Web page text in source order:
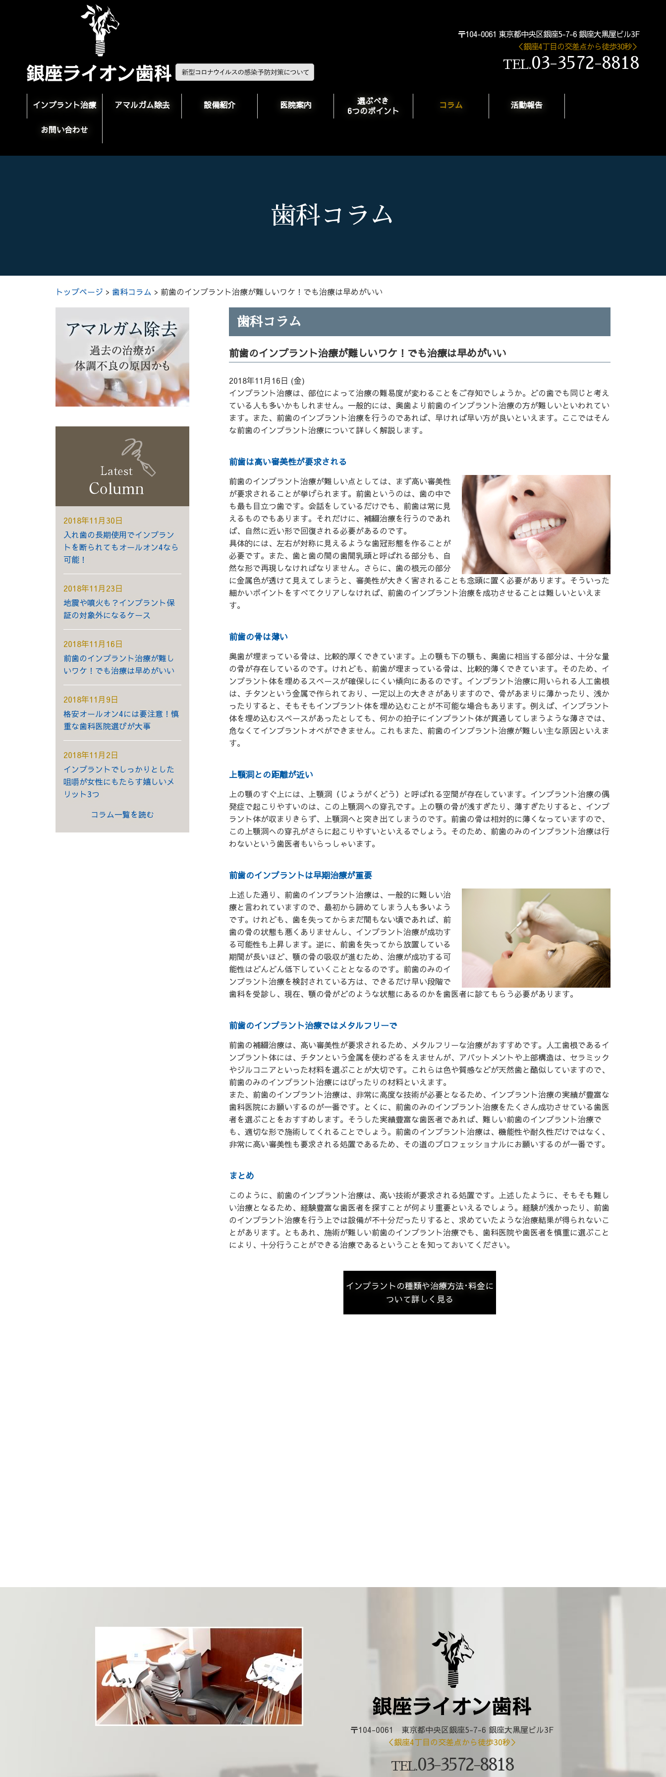
〒104-0061 東京都中央区銀座5-7-6 銀座大黒屋ビル3F
＜銀座4丁目の交差点から徒歩30秒＞
TEL.03-3572-8818
インプラント治療 アマルガム除去 設備紹介 医院案内
選ぶべき
6つのポイント
コラム 活動報告
お問い合わせ
歯科コラム
トップページ > 歯科コラム > 前歯のインプラント治療が難しいワケ！でも治療は早めがいい
歯科コラム
前歯のインプラント治療が難しいワケ！でも治療は早めがいい
2018年11月16日 (金)
インプラント治療は、部位によって治療の難易度が変わることをご存知でしょうか。どの歯でも同じと考え
ている人も多いかもしれません。一般的には、奥歯より前歯のインプラント治療の方が難しいといわれてい
ます。また、前歯のインプラント治療を行うのであれば、早ければ早い方が良いといえます。ここではそん
な前歯のインプラント治療について詳しく解説します。
前歯は高い審美性が要求される
前歯のインプラント治療が難しい点としては、まず高い審美性
が要求されることが挙げられます。前歯というのは、歯の中で
も最も目立つ歯です。会話をしているだけでも、前歯は常に見
えるものでもあります。それだけに、補綴治療を行うのであれ
ば、自然に近い形で回復される必要があるのです。
具体的には、左右が対称に見えるような歯冠形態を作ることが
必要です。また、歯と歯の間の歯間乳頭と呼ばれる部分も、自
然な形で再現しなければなりません。さらに、歯の根元の部分
に金属色が透けて見えてしまうと、審美性が大きく害されることも念頭に置く必要があります。そういった
細かいポイントをすべてクリアしなければ、前歯のインプラント治療を成功させることは難しいといえま
す。
前歯の骨は薄い
奥歯が埋まっている骨は、比較的厚くできています。上の顎も下の顎も、奥歯に相当する部分は、十分な量
の骨が存在しているのです。けれども、前歯が埋まっている骨は、比較的薄くできています。そのため、イ
ンプラント体を埋めるスペースが確保しにくい傾向にあるのです。インプラント治療に用いられる人工歯根
は、チタンという金属で作られており、一定以上の大きさがありますので、骨があまりに薄かったり、浅か
ったりすると、そもそもインプラント体を埋め込むことが不可能な場合もあります。例えば、インプラント
体を埋め込むスペースがあったとしても、何かの拍子にインプラント体が貫通してしまうような薄さでは、
危なくてインプラントオペができません。これもまた、前歯のインプラント治療が難しい主な原因といえま
す。
上顎洞との距離が近い
上の顎のすぐ上には、上顎洞（じょうがくどう）と呼ばれる空間が存在しています。インプラント治療の偶
発症で起こりやすいのは、この上顎洞への穿孔です。上の顎の骨が浅すぎたり、薄すぎたりすると、インプ
ラント体が収まりきらず、上顎洞へと突き出てしまうのです。前歯の骨は相対的に薄くなっていますので、
この上顎洞への穿孔がさらに起こりやすいといえるでしょう。そのため、前歯のみのインプラント治療は行
わないという歯医者もいらっしゃいます。
前歯のインプラントは早期治療が重要
上述した通り、前歯のインプラント治療は、一般的に難しい治
療と言われていますので、最初から諦めてしまう人も多いよう
です。けれども、歯を失ってからまだ間もない頃であれば、前
歯の骨の状態も悪くありませんし、インプラント治療が成功す
る可能性も上昇します。逆に、前歯を失ってから放置している
期間が長いほど、顎の骨の吸収が進むため、治療が成功する可
能性はどんどん低下していくこととなるのです。前歯のみのイ
ンプラント治療を検討されている方は、できるだけ早い段階で
歯科を受診し、現在、顎の骨がどのような状態にあるのかを歯医者に診てもらう必要があります。
前歯のインプラント治療ではメタルフリーで
前歯の補綴治療は、高い審美性が要求されるため、メタルフリーな治療がおすすめです。人工歯根であるイ
ンプラント体には、チタンという金属を使わざるをえませんが、アバットメントや上部構造は、セラミック
やジルコニアといった材料を選ぶことが大切です。これらは色や質感などが天然歯と酷似していますので、
前歯のみのインプラント治療にはぴったりの材料といえます。
また、前歯のインプラント治療は、非常に高度な技術が必要となるため、インプラント治療の実績が豊富な
歯科医院にお願いするのが一番です。とくに、前歯のみのインプラント治療をたくさん成功させている歯医
者を選ぶことをおすすめします。そうした実績豊富な歯医者であれば、難しい前歯のインプラント治療で
も、適切な形で施術してくれることでしょう。前歯のインプラント治療は、機能性や耐久性だけではなく、
非常に高い審美性も要求される処置であるため、その道のプロフェッショナルにお願いするのが一番です。
まとめ
このように、前歯のインプラント治療は、高い技術が要求される処置です。上述したように、そもそも難し
い治療となるため、経験豊富な歯医者を探すことが何より重要といえるでしょう。経験が浅かったり、前歯
のインプラント治療を行う上では設備が不十分だったりすると、求めていたような治療結果が得られないこ
とがあります。ともあれ、施術が難しい前歯のインプラント治療でも、歯科医院や歯医者を慎重に選ぶこと
により、十分行うことができる治療であるということを知っておいてください。
インプラントの種類や治療方法･料金に
ついて詳しく見る
2018年11月30日
入れ歯の長期使用でインプラン
トを断られてもオールオン4なら
可能！
2018年11月23日
地震や噴火も？インプラント保
証の対象外になるケース
2018年11月16日
前歯のインプラント治療が難し
いワケ！でも治療は早めがいい
2018年11月9日
格安オールオン4には要注意！慎
重な歯科医院選びが大事
2018年11月2日
インプラントでしっかりとした
咀嚼が女性にもたらす嬉しいメ
リット3つ
コラム一覧を読む
〒104-0061 東京都中央区銀座5-7-6 銀座大黒屋ビル3F
＜銀座4丁目の交差点から徒歩30秒＞
TEL.03-3572-8818